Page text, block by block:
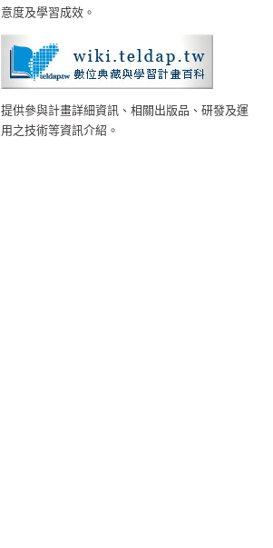
意度及學習成效。
提供參與計畫詳細資訊、相關出版品、研發及運
用之技術等資訊介紹。